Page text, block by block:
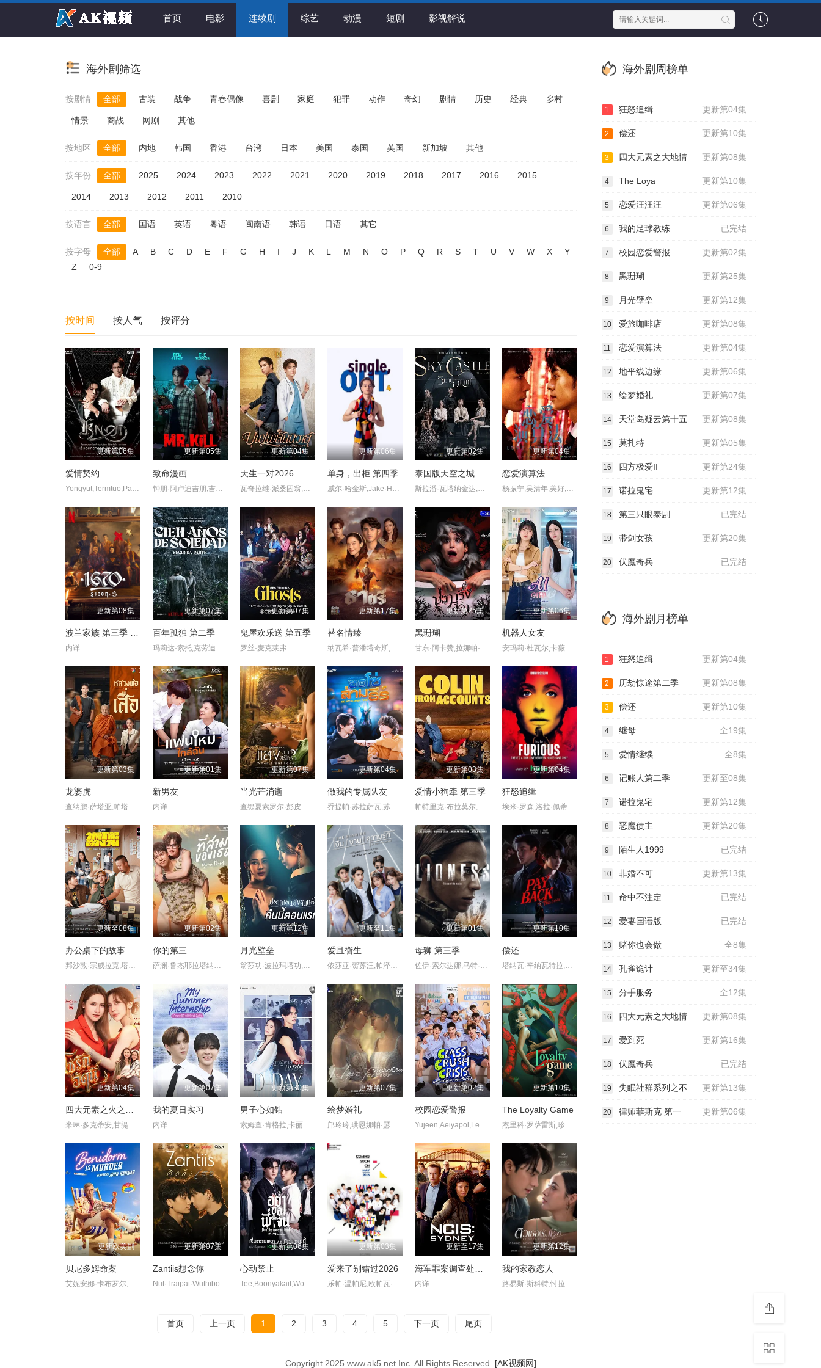
首页 电影 连续剧 综艺 动漫 短剧 影视解说
海外剧筛选
按剧情 全部 古装 战争 青春偶像 喜剧 家庭 犯罪 动作 奇幻 剧情 历史 经典 乡村
情景 商战 网剧 其他
按地区 全部 内地 韩国 香港 台湾 日本 美国 泰国 英国 新加坡 其他
按年份 全部 2025 2024 2023 2022 2021 2020 2019 2018 2017 2016 2015
2014 2013 2012 2011 2010
按语言 全部 国语 英语 粤语 闽南语 韩语 日语 其它
按字母 全部 A B C D E F G H I J K L M N O P Q R S T U V W X
Y
Z
0-9
按时间 按人气 按评分
更新第06集
爱情契约
Yongyut,Termtuo,Pasakorn,Sanrattana
更新第05集
致命漫画
钟朋·阿卢迪吉朋,吉拉瓦·苏提瓦尼沙克,提拉得·威提帕尼
更新第04集
天生一对2026
瓦奇拉维·派桑固翁,塔纳朋·乌辛萨
更新第06集
单身，出柜 第四季
威尔·哈金斯,Jake·Hyde,Steven·Christou
更新第02集
泰国版天空之城
斯拉潘·瓦塔纳金达,玛娜莎楠·潘叻翁固,布莎甘·丹迪帕纳,拼塔安·阿孔萨妮,凯塞利亚·麦克托什,Sujira·Arunpipat
更新第04集
恋爱演算法
杨振宁,吴清年,美好,林绿,舒森
更新第08集
内详
更新第07集
百年孤独 第二季
更新第07集
鬼屋欢乐送 第五季
罗丝·麦克莱弗
更新第17集
替名情臻
更新第25集
黑珊瑚
更新第06集
机器人女友
安玛莉·杜瓦尔,卡薇萨拉·辛普洛
更新第03集
龙婆虎
查纳鹏·萨塔亚,帕塔查雅·平莎莫,维察亚蓬·亚姆萨德,Tide·Ekkapun·Bunluerit,Thanutsaluk·Hudson,Ndol·Knin
更新第01集
新男友
内详
更新第07集
当光芒消逝
查缇夏索罗尔·彭皮邦,LHONGCHANG,ATIP,KORSINKA
更新第04集
做我的专属队友
乔提帕·苏拉萨瓦,苏拉德·皮凌瓦,查卢彭·提坤朋提拉翁,拉差塔·皮澈肖特,瓦拉提普·基迪派山,纳缇萨勘·差洛特,贲·奔伽铭·格伦威尔,Jay·Sorathon·Chaloemlapsombut
更新第03集
爱情小狗牵 第三季
帕特里克·布拉莫尔,哈丽特·戴尔
更新第04集
狂怒追缉
埃米·罗森,洛拉·佩蒂克鲁,斯科特·麦克纳里,杰克·莱西,拉丽萨·坎波斯,Chloe,Carrillo,A·J·帕拉托雷,亚历克斯·莫夫,伊丽莎白·斯塔尔曼,杰里米·桑普尔,约翰·福特-邓克,奇里尔·保兰,乔纳森·本德,Frank,Pando,Jazmyn,C,Dorsey,贾斯廷·安德鲁·菲利普斯
更新至08集
办公桌下的故事
邦沙敦·宗威拉克,塔纳恭·秦棍,普洛派琳·唐普莱坡恩,Ploypailin,Thangprapaporn,彩妮查·本帕努维吉,普拉莫·帕坦
更新第02集
你的第三
萨澜·鲁杰耶拉塔纳福拉潘,纳塔西特·尤阿瑞克西,塔萨彭·维瓦隆,纳塔奇·司隶朋通,塔那克利·奇安淳亚,珈萨达·詹曼诺,索恩塔斯特·布昂加姆
更新第12集
月光壁垒
翁莎功·波拉玛塔功,安雅琳·堤拉塔南帕,阿萍雅·萨库尔加伦苏
更新至11集
爱且衡生
依莎亚·贺苏汪,帕泽功·布莎娜瓦迪,帕努瓦·普利马尼楠,普莉玛·邦查伦,苏帕蓬·尤多坎扎纳,Peterpan·Tadsapon·Wiwitawan
更新第01集
母狮 第三季
佐伊·索尔达娜,马特·杰拉德,摩根·弗里曼,伊恩·鲍汉,奥斯汀·赫伯特,妮可·基德曼,迈克尔·凯利,杰克·迪米奇,拉莫尼卡·加勒特,珍尼希斯·罗德里格兹,吉尔·瓦格纳,萨德·拉金比尔,戴夫·安纳布尔,詹姆斯·乔丹,蕾斯拉·德·奥利维拉,伊丽萨维塔·奈莱丁,斯蒂芬妮·努尔,汉娜·洛夫·拉尼尔,塞莱斯蒂娜·哈里斯,阿森·格里戈罗夫
更新第10集
偿还
塔纳瓦·辛纳瓦特拉,帕拉米·缇斯达龙,查卡蒙·瑟颂维塔亚,Min·Thanakorn·Wichanukhor,Toptap·Jarukit·Kaewmoonrueang,Khunnote·Jirapat·Uttamanan
更新第04集 更新第07集
我的夏日实习
内详
更新第30集
男子心如钻
索姆查·肯格拉,卡丽塔·桑萨欧帕,克里斯沙达·苏帕普洛姆,Taentawan·Taddeo
更新第07集
绘梦婚礼
更新第02集
校园恋爱警报
更新第10集
The Loyalty Game
更新欧美剧
贝尼多姆命案
艾妮安娜·卡布罗尔,艾伦·麦肯纳,约翰·汉纳,伊娃·范·德·古奇特,伊恩·克宁汉,吉姆·英格利氏,Samantha·Power,Tábata·Cerezo,阿里·哈迪曼,诺埃·塞贝尔,奥马尔·沙克尔,Carolina·Bécquer,Damian·Schedler·Cruz,Vaitiare·Ramos
更新第07集
Zantiis想念你
Nut·Traipat·Wuthibowornnant,Team·Tatchanon·Thongpao,Guide·Piyawat·Khongsamran
更新第06集
心动禁止
Tee,Boonyakait,Wongsajaem,塔那蓬·罗桑鲁昂,帕他勒彭·德浦沃拉侬,Korn,Palat,Chayutnitiroj
更新第03集
爱来了别错过2026
乐帕·温帕尼,欧帕瓦·吉沙晚迪,洪天逸,林乐杰,平贲·帕尼同通隆,司提瓦·因恩巴同,皮安崇·达姆容桑托恩查
更新至17集
内详
更新第12集
我的家教恋人
路易斯·斯科特,忖拉透·倥音涌,莫妲·娜琳叻,素塔缇·乌缇彩帕蒂,提拉蓬·辽拉翁,汕佩奇·库纳康
首页 上一页 1 2 3 4 5 下一页 尾页
海外剧周榜单
更新第04集
1 狂怒追缉
更新第10集
2 偿还
更新第08集
3 四大元素之大地情
更新第10集
4 The Loya
更新第06集
5 恋爱汪汪汪
已完结
6 我的足球教练
更新第02集
7 校园恋爱警报
更新第25集
8 黑珊瑚
更新第12集
9 月光壁垒
更新第08集
10 爱旅咖啡店
更新第04集
11 恋爱演算法
更新第06集
12 地平线边缘
更新第07集
13 绘梦婚礼
更新第08集
14 天堂岛疑云第十五
更新第05集
15 莫扎特
更新第24集
16 四方极爱II
更新第12集
17 诺拉鬼宅
已完结
18 第三只眼泰剧
更新第20集
19 带剑女孩
已完结
20 伏魔奇兵
海外剧月榜单
更新第04集
1 狂怒追缉
更新第08集
2 历劫惊途第二季
更新第10集
3 偿还
全19集
4 继母
全8集
5 爱情继续
更新至08集
6 记账人第二季
更新第12集
7 诺拉鬼宅
更新第20集
8 恶魔债主
已完结
9 陌生人1999
更新第13集
10 非婚不可
已完结
11 命中不注定
已完结
12 爱妻国语版
全8集
13 赌你也会做
更新至34集
14 孔雀诡计
全12集
15 分手服务
更新第08集
16 四大元素之大地情
更新第16集
17 爱到死
已完结
18 伏魔奇兵
更新第13集
19 失眠社群系列之不
更新第06集
20 律师菲斯克 第一
Copyright2025 www.ak5.net Inc. All Rights Reserved. [AK视频网]